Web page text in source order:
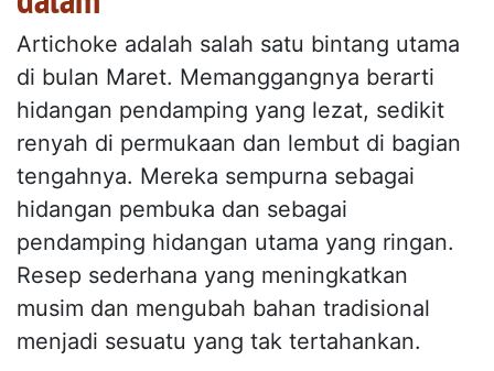
Artichoke adalah salah satu bintang utama
di bulan Maret. Memanggangnya berarti
hidangan pendamping yang lezat, sedikit
renyah di permukaan dan lembut di bagian
tengahnya. Mereka sempurna sebagai
hidangan pembuka dan sebagai
pendamping hidangan utama yang ringan.
Resep sederhana yang meningkatkan
musim dan mengubah bahan tradisional
menjadi sesuatu yang tak tertahankan.